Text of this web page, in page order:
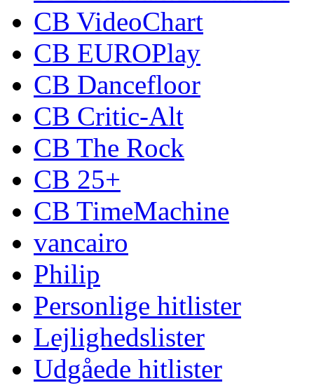
CB VideoChart
CB EUROPlay
CB Dancefloor
CB Critic-Alt
CB The Rock
CB 25+
CB TimeMachine
vancairo
Philip
Personlige hitlister
Lejlighedslister
Udgåede hitlister